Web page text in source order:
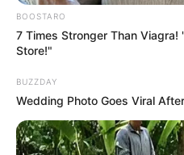
BOOSTARO
7 Times Stronger Than Viagra!
Store!"
BUZZDAY
Wedding Photo Goes Viral